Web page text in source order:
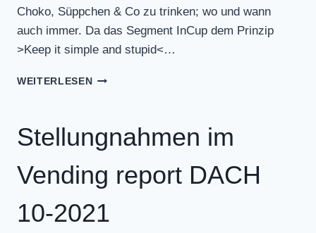
Choko, Süppchen & Co zu trinken; wo und wann
auch immer. Da das Segment InCup dem Prinzip
>Keep it simple and stupid<…
WEITERLESENSTELLUNGNAHMEN
DACH
11-
Stellungnahmen im
Vending report DACH
10-2021